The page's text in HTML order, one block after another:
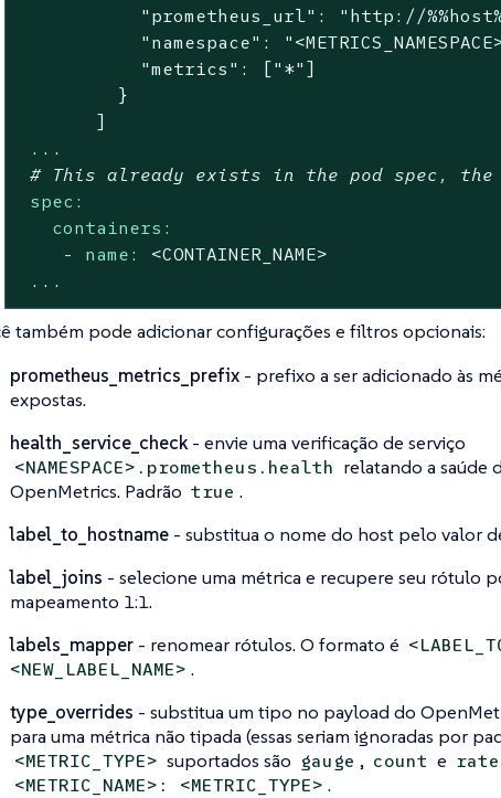
"prometheus_url": "http://
"namespace":
           "metrics": ["*"]
         }
...
# This already exists in the pod spec, the
spec:
containers:
-
name:
<CONTAINER_NAME>
...
também pode adicionar configurações e filtros opcionais:
prometheus_metrics_prefix- prefixo a ser adicionado às
expostas.
health_service_check- envie uma verificação de serviço
<NAMESPACE>.prometheus.health relatando a saúde
OpenMetrics. Padrão true .
label_to_hostname- substitua o nome do host pelo valor
label_joins - selecione uma métrica e recupere seu rótulo
mapeamento 1:1.
labels_mapper- renomear rótulos. O formato é
<NEW_LABEL_NAME> .
type_overrides - substitua um tipo no payload do
para uma métrica não tipada (essas seriam ignoradas por
<METRIC_TYPE> suportados são gauge , count e rate
<METRIC_NAME>: <METRIC_TYPE> .